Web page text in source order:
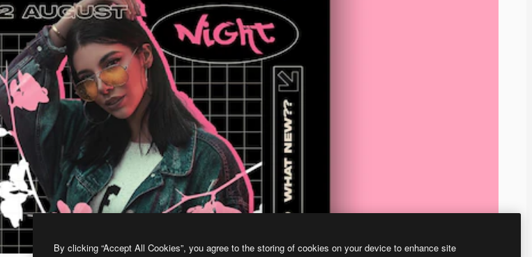
By clicking “Accept All Cookies”, you agree to the storing of cookies on your device to enhance site